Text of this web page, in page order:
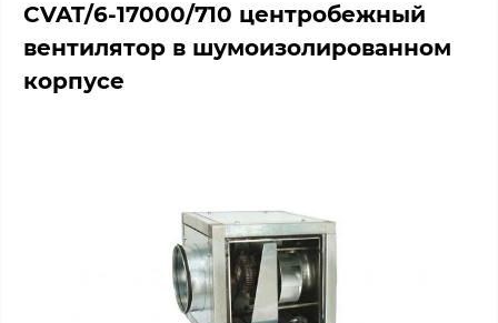
CVAT/6-17000/710 центробежный
вентилятор в шумоизолированном
корпусе